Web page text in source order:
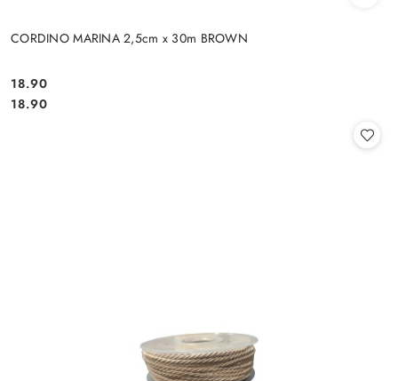
CORDINO MARINA 2,5cm x 30m BROWN
Cena:
18.90
Cena:
18.90